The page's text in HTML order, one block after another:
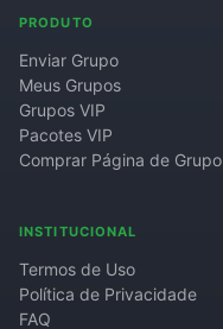
PRODUTO
Enviar Grupo
Meus Grupos
Grupos VIP
Pacotes VIP
Comprar Página de Grupo
INSTITUCIONAL
Termos de Uso
Política de Privacidade
FAQ